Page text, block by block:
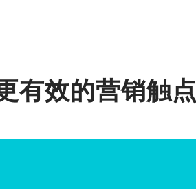
有效的营销触点